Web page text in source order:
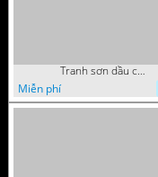
Tranh sơn dầu chú nai trong vườn hoa decor tường in uv
Miễn phí